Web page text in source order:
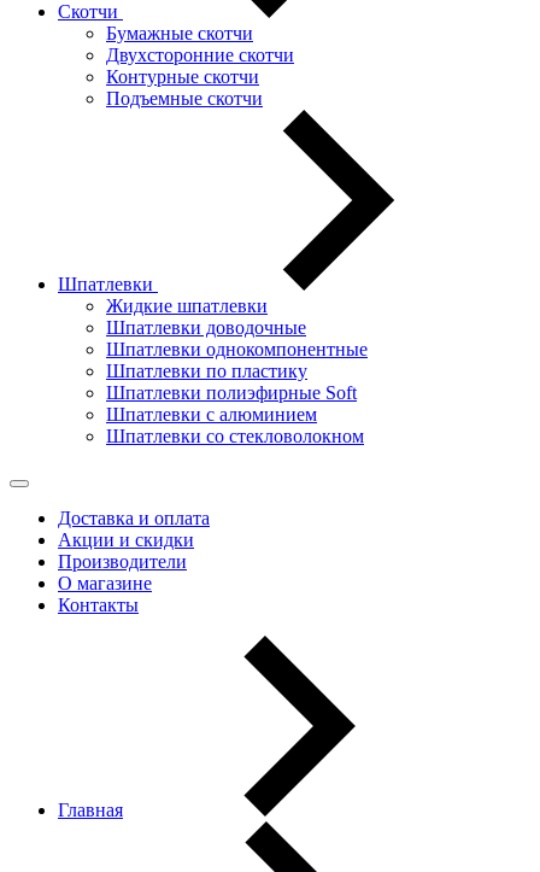
Скотчи
Бумажные скотчи
Двухсторонние скотчи
Контурные скотчи
Подъемные скотчи
Шпатлевки
Жидкие шпатлевки
Шпатлевки доводочные
Шпатлевки однокомпонентные
Шпатлевки по пластику
Шпатлевки полиэфирные Soft
Шпатлевки с алюминием
Шпатлевки со стекловолокном
Доставка и оплата
Акции и скидки
Производители
О магазине
Контакты
Главная